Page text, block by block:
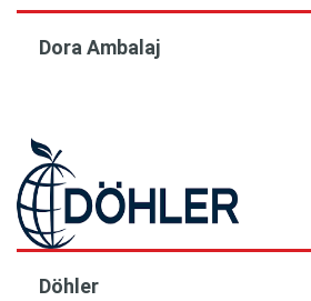
Dora Ambalaj
Döhler